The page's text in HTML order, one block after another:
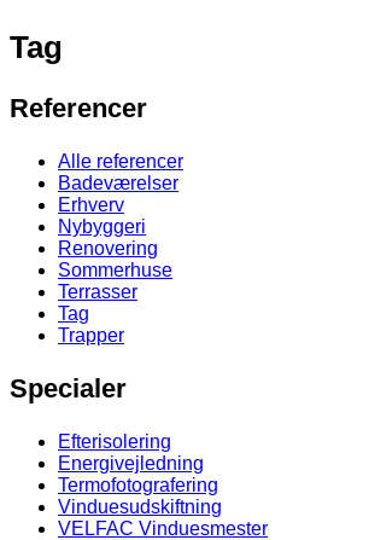
Tag
Referencer
Alle referencer
Badeværelser
Erhverv
Nybyggeri
Renovering
Sommerhuse
Terrasser
Tag
Trapper
Specialer
Efterisolering
Energivejledning
Termofotografering
Vinduesudskiftning
VELFAC Vinduesmester